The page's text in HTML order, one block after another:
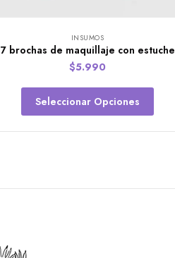
INSUMOS
7 brochas de maquillaje con estuche
$5.990
Seleccionar Opciones